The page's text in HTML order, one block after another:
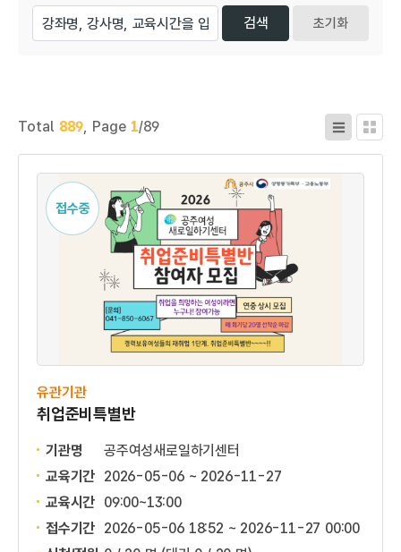
초기화
Total 889, Page 1/89
접수중
유관기관
취업준비특별반
기관명
공주여성새로일하기센터
교육기간 2026-05-06 ~ 2026-11-27
교육시간 09:00~13:00
접수기간 2026-05-06 18:52 ~ 2026-11-27 00:00